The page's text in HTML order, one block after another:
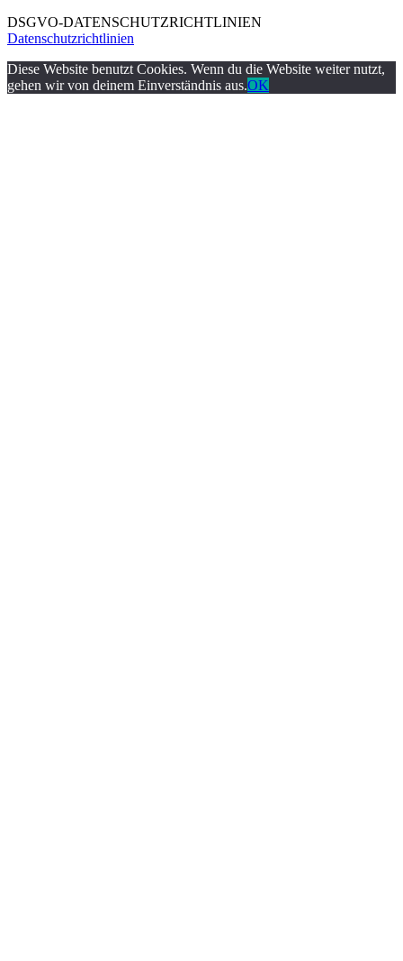
DSGVO-DATENSCHUTZRICHTLINIEN
Datenschutzrichtlinien
Diese Website benutzt Cookies. Wenn du die Website weiter nutzt,
gehen wir von deinem Einverständnis aus.OK